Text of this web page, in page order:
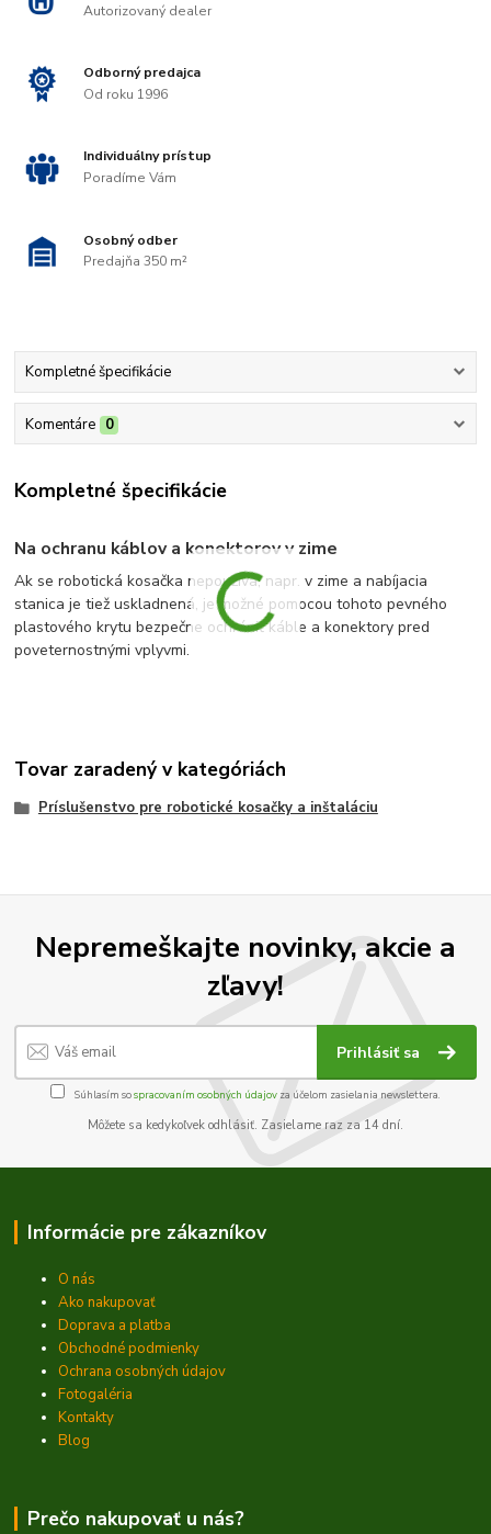
Autorizovaný dealer
Odborný predajca
Od roku 1996
Individuálny prístup
Poradíme Vám
Osobný odber
Predajňa 350 m²
Kompletné špecifikácie
Komentáre 0
Kompletné špecifikácie
Na ochranu káblov a konektorov v zime
Ak se robotická kosačka nepoužíva, napr. v zime a nabíjacia
stanica je tiež uskladnená, je možné pomocou tohoto pevného
plastového krytu bezpečne ochrániť káble a konektory pred
poveternostnými vplyvmi.
Tovar zaradený v kategóriách
Príslušenstvo pre robotické kosačky a inštaláciu
Nepremeškajte novinky, akcie a
zľavy!
Prihlásiť sa
Súhlasím sospracovaním osobných údajov za účelom zasielania newslettera.
Môžete sa kedykoľvek odhlásiť. Zasielame raz za 14 dní.
Informácie pre zákazníkov
O nás
Ako nakupovať
Doprava a platba
Obchodné podmienky
Ochrana osobných údajov
Fotogaléria
Kontakty
Blog
Prečo nakupovať u nás?